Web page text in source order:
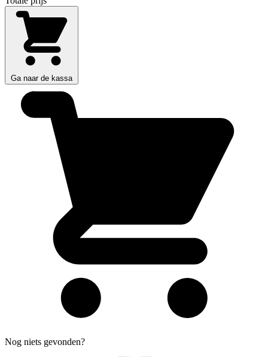
Ga naar de kassa
Nog niets gevonden?